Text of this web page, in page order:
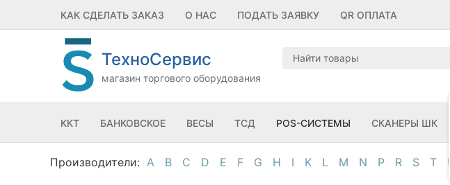
КАК СДЕЛАТЬ ЗАКАЗ О НАС ПОДАТЬ ЗАЯВКУ QR ОПЛАТА
ТехноСервис
магазин торгового оборудования
ККТ БАНКОВСКОЕ ВЕСЫ ТСД POS-СИСТЕМЫ СКАНЕРЫ ШК
A B C D E F G H I K L M N P R S T U